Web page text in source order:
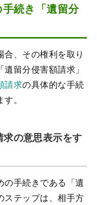
続き「遺留分
、その権利を取り
留分侵害額請求」
請求の具体的な手続
。
の意思表示をす
の手続きである「遺
ステップは、相手方